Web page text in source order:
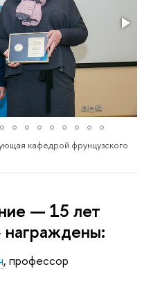
кафедрой фрунцузского
— 15 лет
, профессор